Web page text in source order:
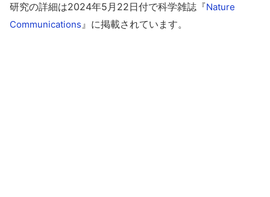
研究の詳細は2024年5月22日付で科学雑誌『Nature
Communications』に掲載されています。